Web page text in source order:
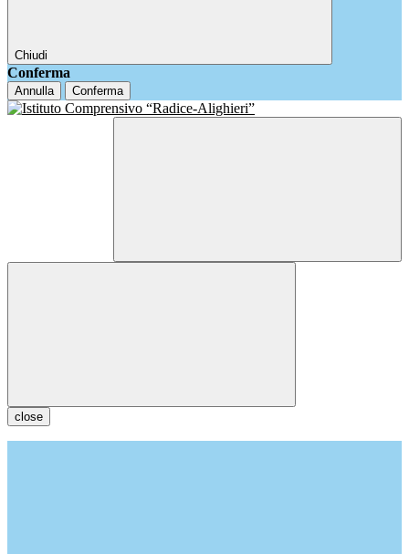
Chiudi
Conferma
Annulla Conferma
close